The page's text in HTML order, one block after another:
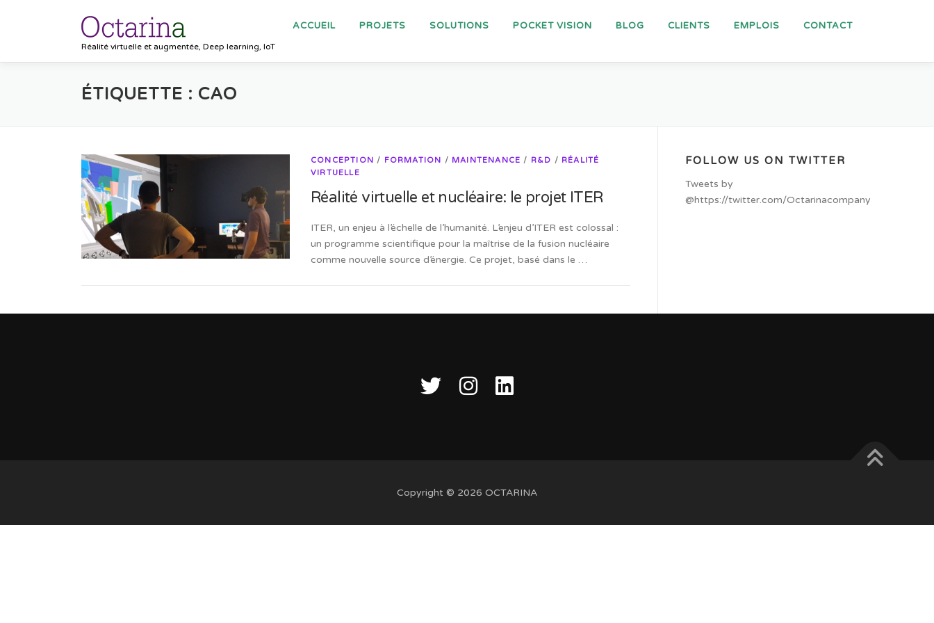
Réalité virtuelle et augmentée, Deep learning, IoT
ACCUEIL PROJETS SOLUTIONS POCKET VISION BLOG CLIENTS EMPLOIS CONTACT
ÉTIQUETTE : CAO
CONCEPTION / FORMATION / MAINTENANCE / R&D / RÉALITÉ
VIRTUELLE
Réalité virtuelle et nucléaire: le projet ITER
ITER, un enjeu à l’échelle de l’humanité. L’enjeu d’ITER est colossal :
un programme scientifique pour la maîtrise de la fusion nucléaire
comme nouvelle source d’énergie. Ce projet, basé dans le …
FOLLOW US ON TWITTER
Tweets by
@https://twitter.com/Octarinacompany
Copyright © 2026 OCTARINA